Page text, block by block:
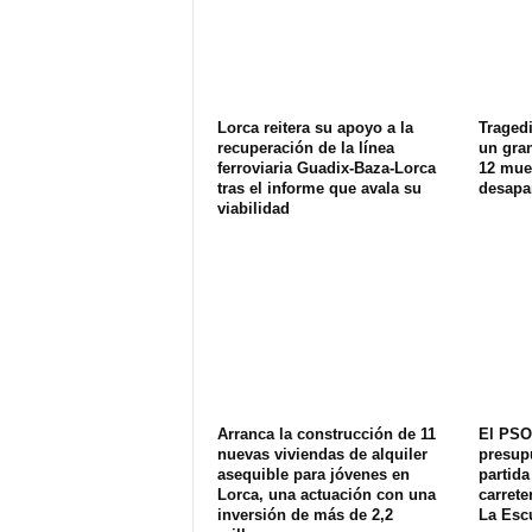
Lorca reitera su apoyo a la
recuperación de la línea
ferroviaria Guadix-Baza-Lorca
tras el informe que avala su
viabilidad
un
12
Arranca la construcción de 11
nuevas viviendas de alquiler
asequible para jóvenes en
Lorca, una actuación con una
inversión de más de 2,2
El
La